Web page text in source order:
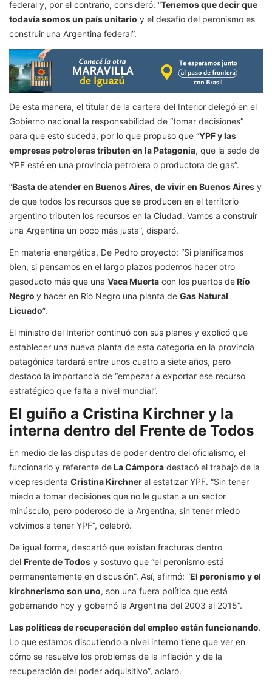
federal y, por el contrario, consideró: “Tenemos que decir que
todavía somos un país unitario y el desafío del peronismo es
construir una Argentina federal”.
De esta manera, el titular de la cartera del Interior delegó en el
Gobierno nacional la responsabilidad de “tomar decisiones”
para que esto suceda, por lo que propuso que “YPF y las
empresas petroleras tributen en la Patagonia, que la sede de
YPF esté en una provincia petrolera o productora de gas”.
“Basta de atender en Buenos Aires, de vivir en Buenos Aires y
de que todos los recursos que se producen en el territorio
argentino tributen los recursos en la Ciudad. Vamos a construir
una Argentina un poco más justa”, disparó.
En materia energética, De Pedro proyectó: “Si planificamos
bien, si pensamos en el largo plazos podemos hacer otro
gasoducto más que una Vaca Muerta con los puertos deRío
Negro y hacer en Río Negro una planta de Gas Natural
Licuado”.
El ministro del Interior continuó con sus planes y explicó que
establecer una nueva planta de esta categoría en la provincia
patagónica tardará entre unos cuatro a siete años, pero
destacó la importancia de “empezar a exportar ese recurso
estratégico que falta a nivel mundial”.
El guiño a Cristina Kirchner y la
interna dentro del Frente de Todos
En medio de las disputas de poder dentro del oficialismo, el
funcionario y referente deLa Cámpora destacó el trabajo de la
vicepresidenta Cristina Kirchneral estatizar YPF. “Sin tener
miedo a tomar decisiones que no le gustan a un sector
minúsculo, pero poderoso de la Argentina, sin tener miedo
volvimos a tener YPF”, celebró.
De igual forma, descartó que existan fracturas dentro
del Frente de Todos y sostuvo que “el peronismo está
permanentemente en discusión”. Así, afirmó: “El peronismo y el
kirchnerismo son uno, son una fuera política que está
gobernando hoy y gobernó la Argentina del 2003 al 2015”.
Las políticas de recuperación del empleo están funcionando.
Lo que estamos discutiendo a nivel interno tiene que ver en
cómo se resuelve los problemas de la inflación y de la
recuperación del poder adquisitivo”, aclaró.